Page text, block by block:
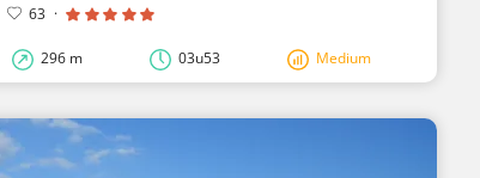
63 ·
296 m 03u53 Medium